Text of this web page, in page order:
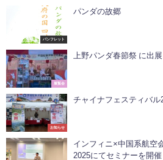
パンフレット
パンダの故郷
展覧会
上野パンダ春節祭 に出
お知らせ
チャイナフェスティバ
インフィニ×中国系航空
2025にてセミナーを開催